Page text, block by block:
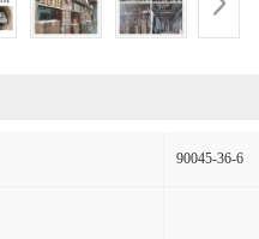
90045-36-6